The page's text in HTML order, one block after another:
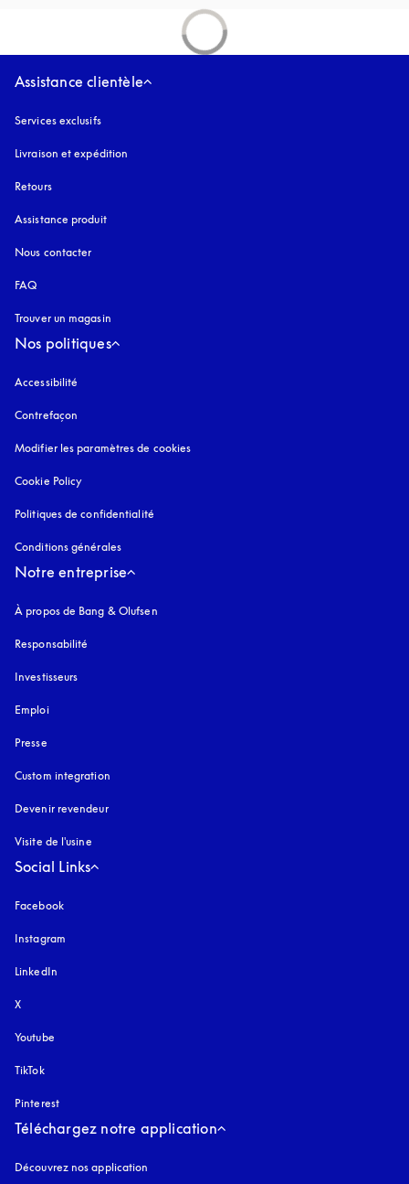
Assistance clientèle
Services exclusifs
Livraison et expédition
Retours
Assistance produit
Nous contacter
FAQ
Trouver un magasin
Nos politiques
Accessibilité
Contrefaçon
Modifier les paramètres de cookies
Cookie Policy
Politiques de confidentialité
Conditions générales
Notre entreprise
À propos de Bang & Olufsen
Responsabilité
Investisseurs
Emploi
Presse
Custom integration
Devenir revendeur
Visite de l'usine
Social Links
Facebook
Instagram
LinkedIn
X
Youtube
TikTok
Pinterest
Téléchargez notre application
Découvrez nos application